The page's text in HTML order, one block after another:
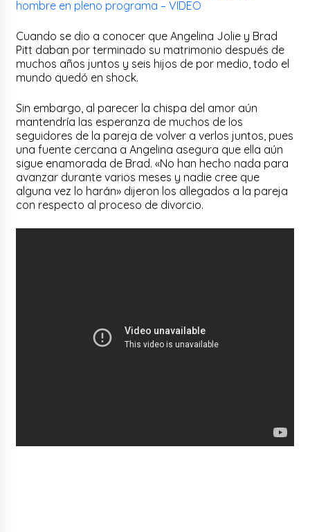
hombre en pleno programa – VIDEO
Cuando se dio a conocer que Angelina Jolie y Brad
Pitt daban por terminado su matrimonio después de
muchos años juntos y seis hijos de por medio, todo el
mundo quedó en shock.
Sin embargo, al parecer la chispa del amor aún
mantendría las esperanza de muchos de los
seguidores de la pareja de volver a verlos juntos, pues
una fuente cercana a Angelina asegura que ella aún
sigue enamorada de Brad. «No han hecho nada para
avanzar durante varios meses y nadie cree que
alguna vez lo harán» dijeron los allegados a la pareja
con respecto al proceso de divorcio.